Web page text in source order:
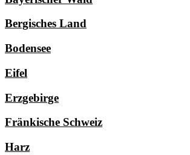
Bergisches Land
Bodensee
Eifel
Erzgebirge
Fränkische Schweiz
Harz